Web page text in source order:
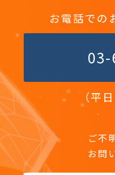
お電話での
（平
ご不
お問